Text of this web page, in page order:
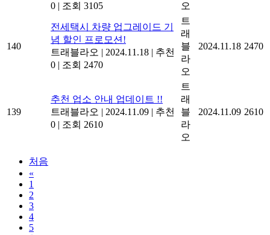
0 | 조회 3105 오
140
전세택시 차량 업그레이드 기
념 할인 프로모션!
트래블라오 | 2024.11.18 | 추천
0 | 조회 2470
트
래
블
라
오
2024.11.18 2470
139
추천 업소 안내 업데이트 !!
트래블라오 | 2024.11.09 | 추천
0 | 조회 2610
트
래
블
라
오
2024.11.09 2610
처음
«
1
2
3
4
5